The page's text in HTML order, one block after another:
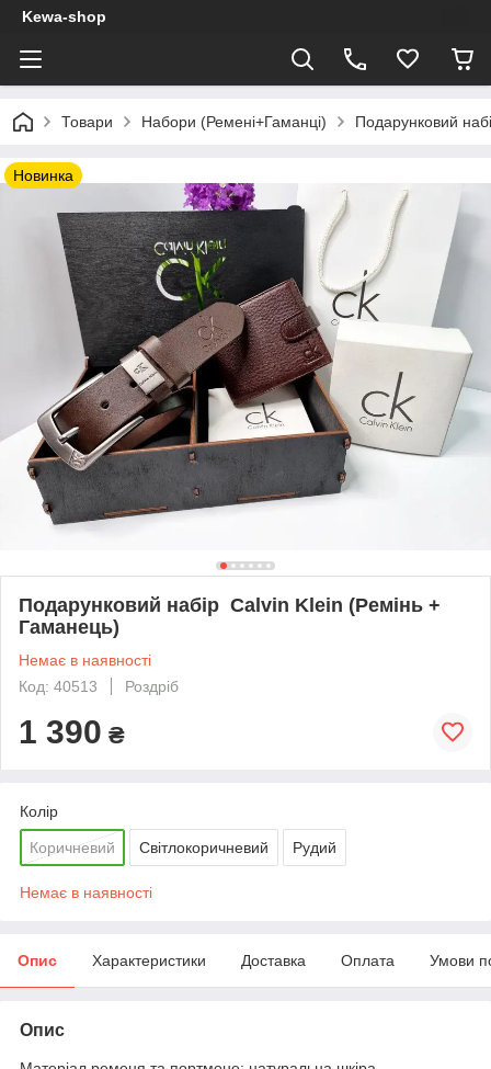
Kewa-shop
Товари Набори (Ремені+Гаманці) Подарунковий
Новинка
Подарунковий набір Calvin Klein (Ремінь +
Гаманець)
Немає в наявності
Код: 40513
Роздріб
1 390 ₴
Колір
Коричневий Світлокоричневий Рудий
Немає в наявності
Опис Характеристики Доставка Оплата Умови
Опис